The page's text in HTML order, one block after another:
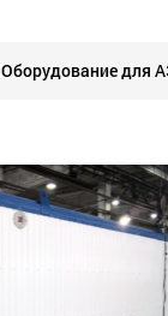
Оборудование для